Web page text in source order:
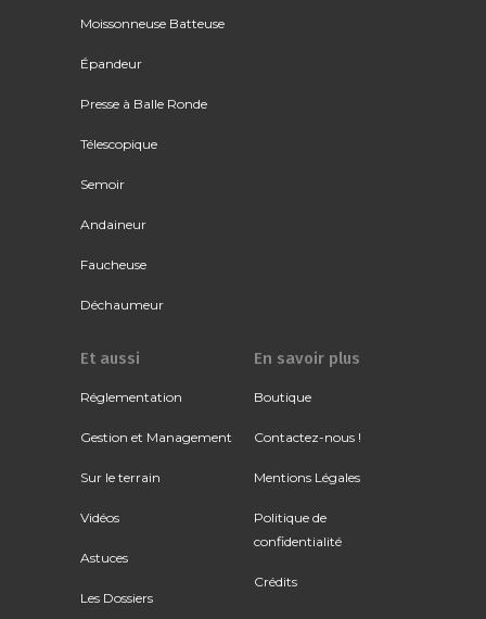
Moissonneuse Batteuse
Épandeur
Presse à Balle Ronde
Télescopique
Semoir
Andaineur
Faucheuse
Déchaumeur
Et aussi
Réglementation
Gestion et Management
Sur le terrain
Vidéos
Astuces
Les Dossiers
En savoir plus
Boutique
Contactez-nous !
Mentions Légales
Politique de
confidentialité
Crédits